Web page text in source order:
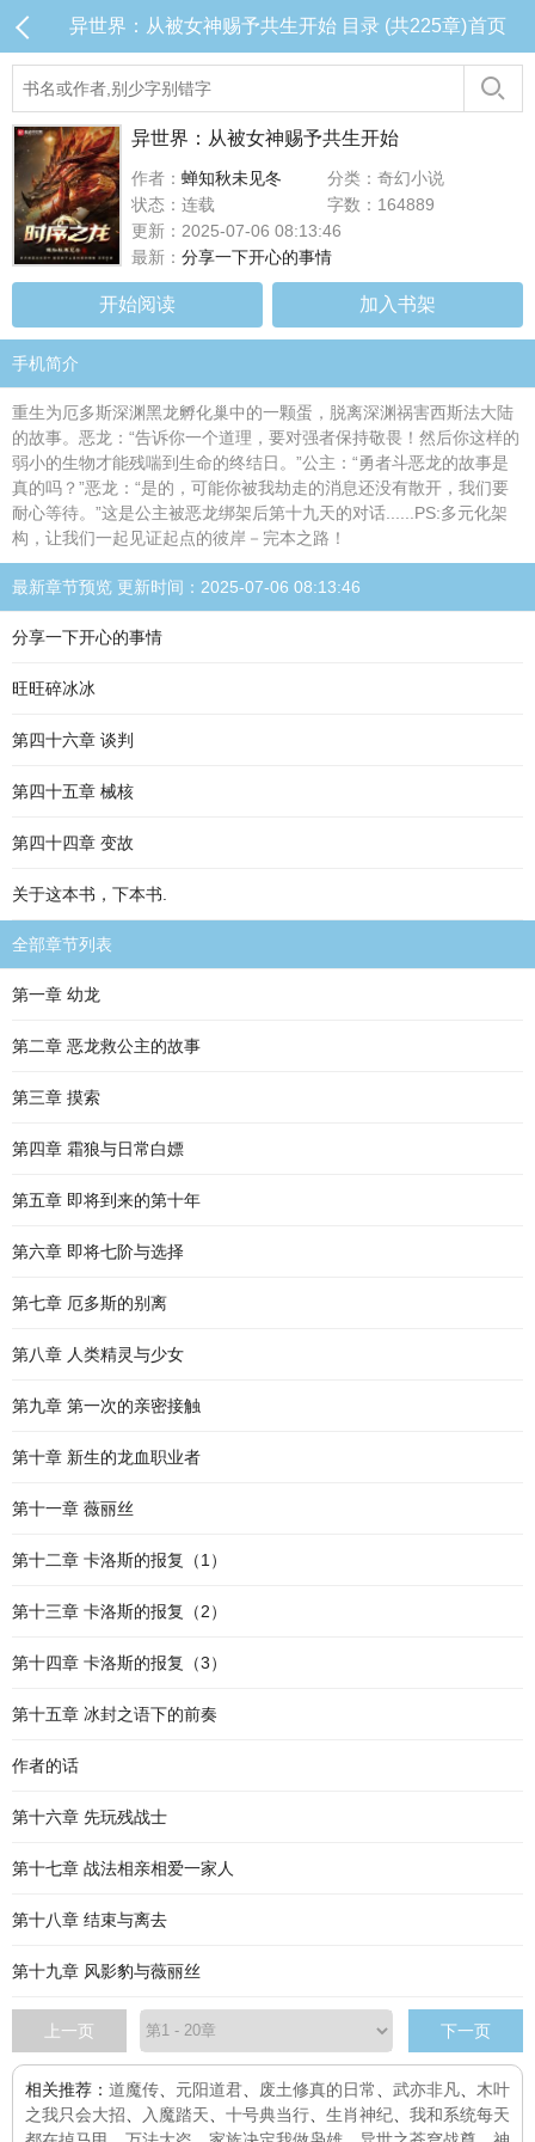
异世界：从被女神赐予共生开始 目录 (共225章)首页
异世界：从被女神赐予共生开始
作者： 蝉知秋未见冬
分类：奇幻小说
状态：连载
字数：164889
更新：2025-07-06 08:13:46
最新： 分享一下开心的事情
开始阅读 加入书架
手机简介
重生为厄多斯深渊黑龙孵化巢中的一颗蛋，脱离深渊祸害西斯法大陆
的故事。恶龙：“告诉你一个道理，要对强者保持敬畏！然后你这样的
弱小的生物才能残喘到生命的终结日。”公主：“勇者斗恶龙的故事是
真的吗？”恶龙：“是的，可能你被我劫走的消息还没有散开，我们要
耐心等待。”这是公主被恶龙绑架后第十九天的对话......PS:多元化架
构，让我们一起见证起点的彼岸－完本之路！
最新章节预览 更新时间：2025-07-06 08:13:46
分享一下开心的事情
旺旺碎冰冰
第四十六章 谈判
第四十五章 械核
第四十四章 变故
关于这本书，下本书.
全部章节列表
第一章 幼龙
第二章 恶龙救公主的故事
第三章 摸索
第四章 霜狼与日常白嫖
第五章 即将到来的第十年
第六章 即将七阶与选择
第七章 厄多斯的别离
第八章 人类精灵与少女
第九章 第一次的亲密接触
第十章 新生的龙血职业者
第十一章 薇丽丝
第十二章 卡洛斯的报复（1）
第十三章 卡洛斯的报复（2）
第十四章 卡洛斯的报复（3）
第十五章 冰封之语下的前奏
作者的话
第十六章 先玩残战士
第十七章 战法相亲相爱一家人
第十八章 结束与离去
第十九章 风影豹与薇丽丝
上一页 下一页
相关推荐： 道魔传 元阳道君 废土修真的日常 武亦非凡
木叶
之我只会大招
入魔踏天 十号典当行 生肖神纪
我和系统每天